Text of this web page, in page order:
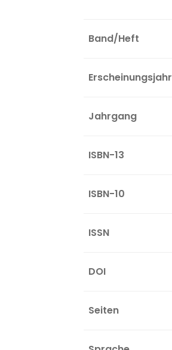
Band/Heft
Erscheinungsjahr
Jahrgang
ISBN-13
ISBN-10
ISSN
DOI
Seiten